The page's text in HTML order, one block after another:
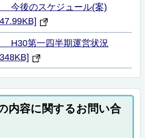
後のスケジュール(案)
第一四半期運営状況
内容に関するお問い合